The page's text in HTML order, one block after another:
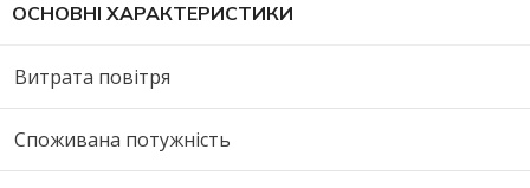
ОСНОВНІ ХАРАКТЕРИСТИКИ
Витрата повітря
Споживана потужність